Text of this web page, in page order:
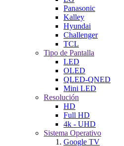
Panasonic
Kalley
Hyundai
Challenger
TCL
Tipo de Pantalla
LED
OLED
QLED-QNED
Mini LED
Resolución
HD
Full HD
4k - UHD
Sistema Operativo
Google TV